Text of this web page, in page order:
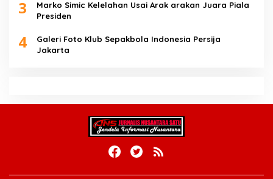
3
Marko Simic Kelelahan Usai Arak arakan Juara Piala
Presiden
4
Galeri Foto Klub Sepakbola Indonesia Persija
Jakarta